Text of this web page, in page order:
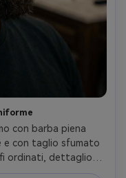
con barba piena
e con taglio sfumato
ordinati, dettaglio
calda da barbiere,